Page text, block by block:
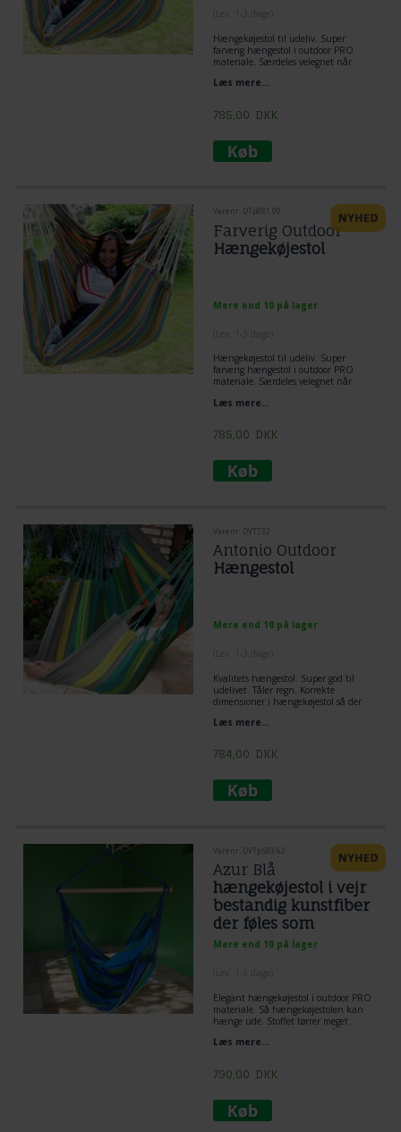
Hængekøjestol til udeliv. Super
farverig hængestol i outdoor PRO
materiale. Særdeles velegnet når
ude.
Læs mere...
785,00 DKK
Varenr. DTp881.90
Farverig Outdoor
Hængekøjestol
Mere end 10 på lager
Hængekøjestol til udeliv. Super
farverig hængestol i outdoor PRO
materiale. Særdeles velegnet når
ude.
Læs mere...
785,00 DKK
Varenr. DVT732
Antonio Outdoor
Hængestol
Mere end 10 på lager
Kvalitets hængestol. Super god til
udelivet. Tåler regn. Korrekte
dimensioner i hængekøjestol så der
til udelivet, og de grønne farver passer
hængestol der både kan bruges til
lidt af hvert og i unik outdoor PRO
Læs mere...
784,00 DKK
Varenr. DVTp593.62
Azur Blå
hængekøjestol i vejr
bestandig kunstfiber
der føles som
bomuld
Mere end 10 på lager
Elegant hængekøjestol i outdoor PRO
materiale. Så hængekøjestolen kan
hænge ude. Stoffet tørrer meget
hurtigt hvis det har været vådt.
Farverne er stærke og praktiske.
Læs mere...
790,00 DKK